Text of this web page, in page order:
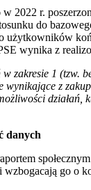
2022 r.
do
użytkowników
wynika z
zakresie 1 (tzw.
wynikające z
danych
go o